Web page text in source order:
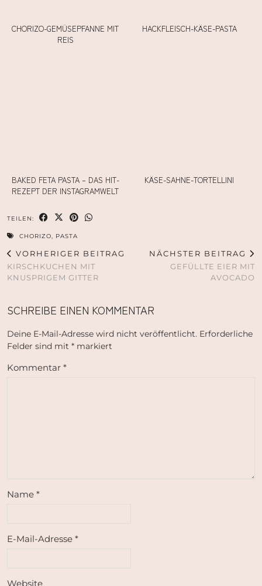
CHORIZO-GEMÜSEPFANNE MIT
REIS
HACKFLEISCH-KÄSE-PASTA
BAKED FETA PASTA – DAS HIT-
REZEPT DER INSTAGRAMWELT
KÄSE-SAHNE-TORTELLINI
TEILEN:
CHORIZO, PASTA
VORHERIGER BEITRAG
KIRSCHKUCHEN MIT
KNUSPRIGEM GITTER
NÄCHSTER BEITRAG
GEFÜLLTE EIER MIT
AVOCADO
SCHREIBE EINEN KOMMENTAR
Deine E-Mail-Adresse wird nicht veröffentlicht. Erforderliche
Felder sind mit * markiert
Kommentar *
Name *
E-Mail-Adresse *
Website